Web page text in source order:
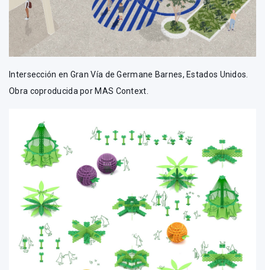
Intersección en Gran Vía de Germane Barnes, Estados Unidos.
Obra coproducida por MAS Context.